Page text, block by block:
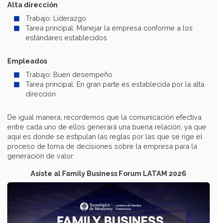
Alta dirección
Trabajo: Liderazgo
Tarea principal: Manejar la empresa conforme a los
estándares establecidos
Empleados
Trabajo: Buen desempeño
Tarea principal: En gran parte es establecida por la alta
dirección
De igual manera, recordemos que la comunicación efectiva
entre cada uno de ellos generará una buena relación, ya que
aquí es donde se estipulan las reglas por las que se rige el
proceso de toma de decisiones sobre la empresa para la
generación de valor.
Asiste al Family Business Forum LATAM 2026